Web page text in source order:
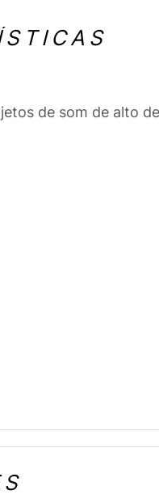
de som de alto